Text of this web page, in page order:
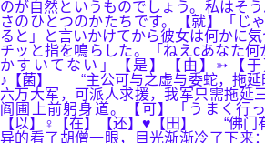
のが自然というものでしょう。私はそ
さのひとつのかたちです。【就】「じ
ると」と言いかけてから彼女は何かに
チッと指を鳴らした。「ねえcあなた
かすいてない」【是】【由】➳【
♪【菌】 “主公可与之虚与委蛇，拖延
六万大军，可派人求援，我军只需拖延
阎圃上前躬身道。【可】「うまく行
【以】♀【在】【还】♥【田】 “佛门
异的看了胡僧一眼，目光渐渐冷了下来